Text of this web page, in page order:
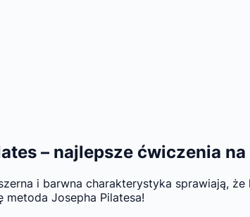
– najlepsze ćwiczenia
i barwna charakterystyka sprawiają,
Josepha Pilatesa!